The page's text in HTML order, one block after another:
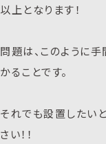
以上となります！
問題は、このように
かることです。
それでも設置したい
さい！！